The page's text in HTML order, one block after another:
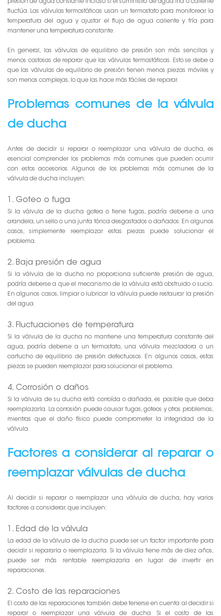
presión de agua constante incluso si el suministro de agua fría o caliente
fluctúa. Las válvulas termostáticas usan un termostato para monitorear la
temperatura del agua y ajustar el flujo de agua caliente y fría para
mantener una temperatura constante.
En general, las válvulas de equilibrio de presión son más sencillas y
menos costosas de reparar que las válvulas termostáticas. Esto se debe a
que las válvulas de equilibrio de presión tienen menos piezas móviles y
son menos complejas, lo que las hace más fáciles de reparar.
Problemas comunes de la válvula
de ducha
Antes de decidir si reparar o reemplazar una válvula de ducha, es
esencial comprender los problemas más comunes que pueden ocurrir
con estos accesorios. Algunos de los problemas más comunes de la
válvula de ducha incluyen:
1. Goteo o fuga
Si la válvula de la ducha gotea o tiene fugas, podría deberse a una
arandela, un sello o una junta tórica desgastados o dañados. En algunos
casos, simplemente reemplazar estas piezas puede solucionar el
problema.
2. Baja presión de agua
Si la válvula de la ducha no proporciona suficiente presión de agua,
podría deberse a que el mecanismo de la válvula está obstruido o sucio.
En algunos casos, limpiar o lubricar la válvula puede restaurar la presión
del agua.
3. Fluctuaciones de temperatura
Si la válvula de la ducha no mantiene una temperatura constante del
agua, podría deberse a un termostato, una válvula mezcladora o un
cartucho de equilibrio de presión defectuosos. En algunos casos, estas
piezas se pueden reemplazar para solucionar el problema.
4. Corrosión o daños
Si la válvula de su ducha está corroída o dañada, es posible que deba
reemplazarla. La corrosión puede causar fugas, goteos y otros problemas,
mientras que el daño físico puede comprometer la integridad de la
válvula.
Factores a considerar al reparar o
reemplazar válvulas de ducha
Al decidir si reparar o reemplazar una válvula de ducha, hay varios
factores a considerar, que incluyen:
1. Edad de la válvula
La edad de la válvula de la ducha puede ser un factor importante para
decidir si repararla o reemplazarla. Si la válvula tiene más de diez años,
puede ser más rentable reemplazarla en lugar de invertir en
reparaciones.
2. Costo de las reparaciones
El costo de las reparaciones también debe tenerse en cuenta al decidir si
reparar o reemplazar una válvula de ducha. Si el costo de las